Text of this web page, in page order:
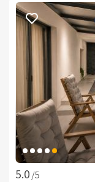
/5